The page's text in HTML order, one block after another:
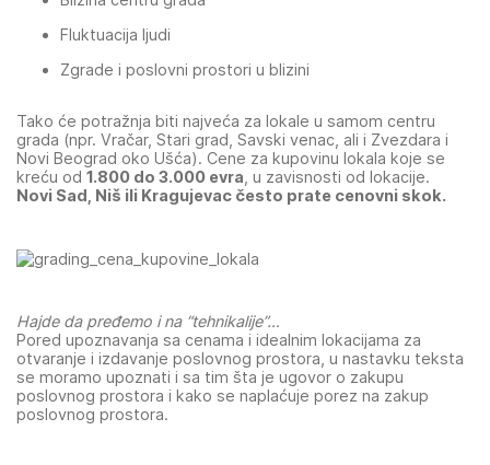
Fluktuacija ljudi
Zgrade i poslovni prostori u blizini
Tako će potražnja biti najveća za lokale u samom centru
grada (npr. Vračar, Stari grad, Savski venac, ali i Zvezdara i
Novi Beograd oko Ušća). Cene za kupovinu lokala koje se
kreću od 1.800 do 3.000 evra , u zavisnosti od lokacije.
Novi Sad, Niš ili Kragujevac često prate cenovni skok.
Hajde da pređemo i na “tehnikalije”…
Pored upoznavanja sa cenama i idealnim lokacijama za
otvaranje i izdavanje poslovnog prostora, u nastavku teksta
se moramo upoznati i sa tim šta je ugovor o zakupu
poslovnog prostora i kako se naplaćuje porez na zakup
poslovnog prostora.